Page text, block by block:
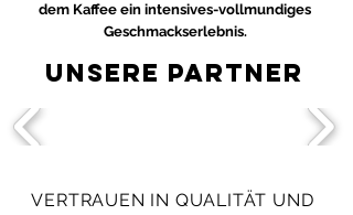
dem Kaffee ein intensives-vollmundiges
Geschmackserlebnis.
Unsere Partner
VERTRAUEN IN QUALITÄT UND